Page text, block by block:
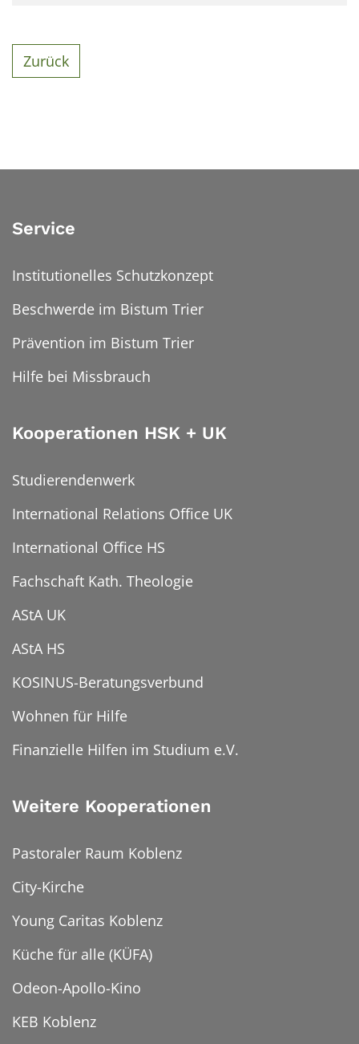
Zurück
Service
Institutionelles Schutzkonzept
Beschwerde im Bistum Trier
Prävention im Bistum Trier
Hilfe bei Missbrauch
Kooperationen HSK + UK
Studierendenwerk
International Relations Office UK
International Office HS
Fachschaft Kath. Theologie
AStA UK
AStA HS
KOSINUS-Beratungsverbund
Wohnen für Hilfe
Finanzielle Hilfen im Studium e.V.
Weitere Kooperationen
Pastoraler Raum Koblenz
City-Kirche
Young Caritas Koblenz
Küche für alle (KÜFA)
Odeon-Apollo-Kino
KEB Koblenz